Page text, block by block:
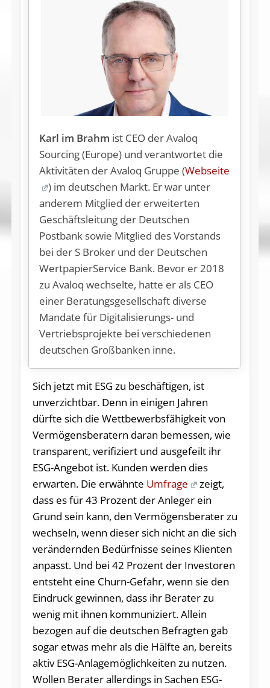
Karl im Brahm ist CEO der Avaloq
Sourcing (Europe) und verantwortet die
Aktivitäten der Avaloq Gruppe (Webseite
) im deutschen Markt. Er war unter
anderem Mitglied der erweiterten
Geschäftsleitung der Deutschen
Postbank sowie Mitglied des Vorstands
bei der S Broker und der Deutschen
WertpapierService Bank. Bevor er 2018
zu Avaloq wechselte, hatte er als CEO
einer Beratungsgesellschaft diverse
Mandate für Digitalisierungs- und
Vertriebsprojekte bei verschiedenen
deutschen Großbanken inne.
Sich jetzt mit ESG zu beschäftigen, ist
unverzichtbar. Denn in einigen Jahren
dürfte sich die Wettbewerbsfähigkeit von
Vermögensberatern daran bemessen, wie
transparent, verifiziert und ausgefeilt ihr
ESG-Angebot ist. Kunden werden dies
erwarten. Die erwähnte Umfrage
zeigt,
dass es für 43 Prozent der Anleger ein
Grund sein kann, den Vermögensberater zu
wechseln, wenn dieser sich nicht an die sich
verändernden Bedürfnisse seines Klienten
anpasst. Und bei 42 Prozent der Investoren
entsteht eine Churn-Gefahr, wenn sie den
Eindruck gewinnen, dass ihr Berater zu
wenig mit ihnen kommuniziert. Allein
bezogen auf die deutschen Befragten gab
sogar etwas mehr als die Hälfte an, bereits
aktiv ESG-Anlagemöglichkeiten zu nutzen.
Wollen Berater allerdings in Sachen ESG-